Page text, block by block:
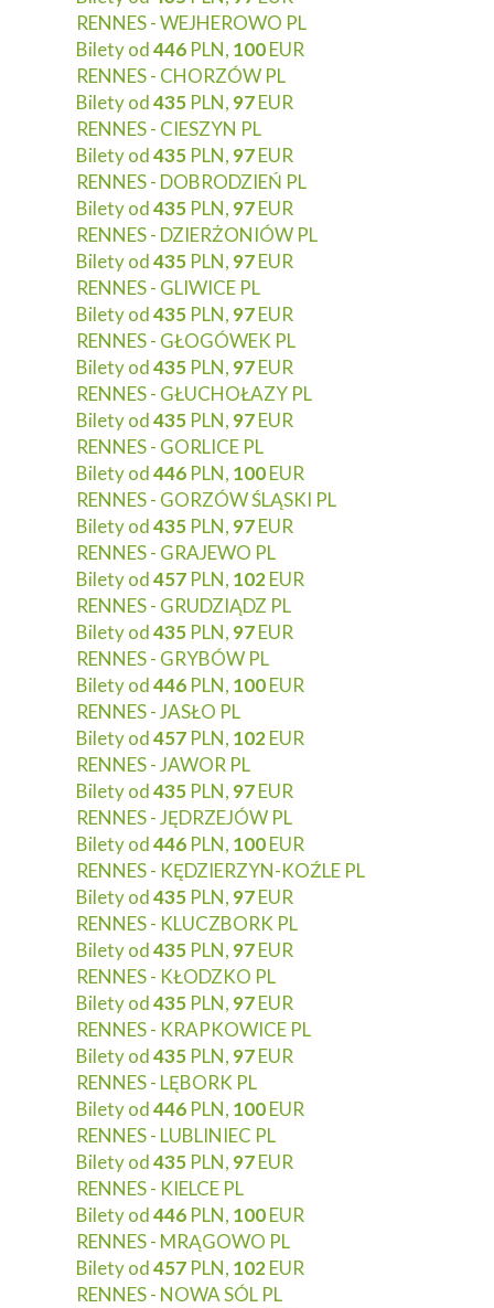
RENNES - WEJHEROWO PL
Bilety od446 PLN, 100EUR
RENNES - CHORZÓW PL
Bilety od435 PLN, 97EUR
RENNES - CIESZYN PL
Bilety od435 PLN, 97EUR
RENNES - DOBRODZIEŃ PL
Bilety od435 PLN, 97EUR
RENNES - DZIERŻONIÓW PL
Bilety od435 PLN, 97EUR
RENNES - GLIWICE PL
Bilety od435 PLN, 97EUR
RENNES - GŁOGÓWEK PL
Bilety od435 PLN, 97EUR
RENNES - GŁUCHOŁAZY PL
Bilety od435 PLN, 97EUR
RENNES - GORLICE PL
Bilety od446 PLN, 100EUR
RENNES - GORZÓW ŚLĄSKI PL
Bilety od435 PLN, 97EUR
RENNES - GRAJEWO PL
Bilety od457 PLN, 102EUR
RENNES - GRUDZIĄDZ PL
Bilety od435 PLN, 97EUR
RENNES - GRYBÓW PL
Bilety od446 PLN, 100EUR
RENNES - JASŁO PL
Bilety od457 PLN, 102EUR
RENNES - JAWOR PL
Bilety od435 PLN, 97EUR
RENNES - JĘDRZEJÓW PL
Bilety od446 PLN, 100EUR
RENNES - KĘDZIERZYN-KOŹLE PL
Bilety od435 PLN, 97EUR
RENNES - KLUCZBORK PL
Bilety od435 PLN, 97EUR
RENNES - KŁODZKO PL
Bilety od435 PLN, 97EUR
RENNES - KRAPKOWICE PL
Bilety od435 PLN, 97EUR
RENNES - LĘBORK PL
Bilety od446 PLN, 100EUR
RENNES - LUBLINIEC PL
Bilety od435 PLN, 97EUR
RENNES - KIELCE PL
Bilety od446 PLN, 100EUR
RENNES - MRĄGOWO PL
Bilety od457 PLN, 102EUR
RENNES - NOWA SÓL PL